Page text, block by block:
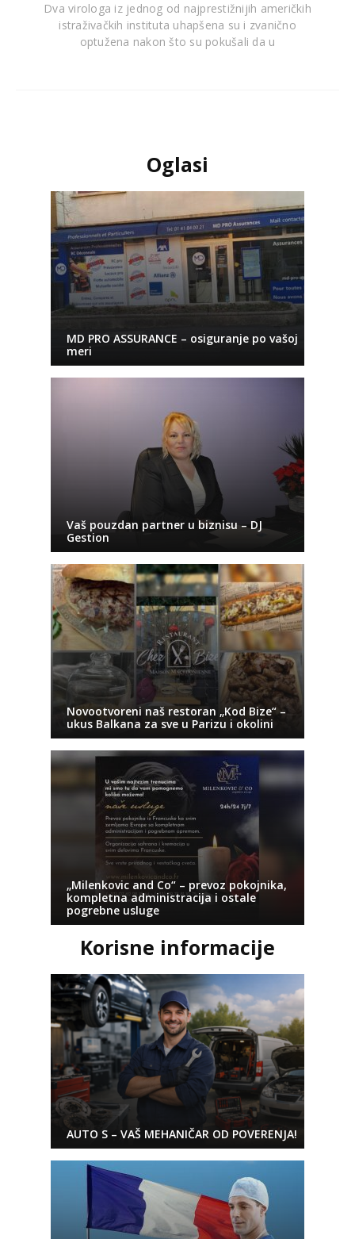
Dva virologa iz jednog od najprestižnijih američkih
istraživačkih instituta uhapšena su i zvanično
optužena nakon što su pokušali da u
Oglasi
MD PRO ASSURANCE – osiguranje po vašoj
meri
Vaš pouzdan partner u biznisu – DJ
Gestion
Novootvoreni naš restoran „Kod Bize“ –
ukus Balkana za sve u Parizu i okolini
„Milenkovic and Co“ – prevoz pokojnika,
kompletna administracija i ostale
pogrebne usluge
Korisne informacije
AUTO S – VAŠ MEHANIČAR OD POVERENJA!